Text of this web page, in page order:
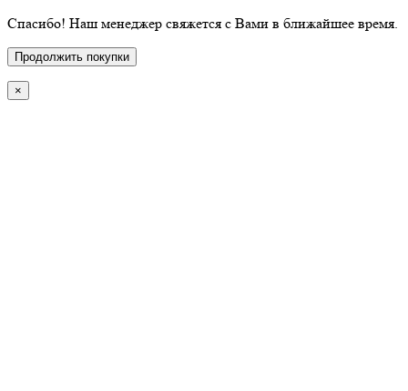
Спасибо! Наш менеджер свяжется с Вами в ближайшее время.
Продолжить покупки
×